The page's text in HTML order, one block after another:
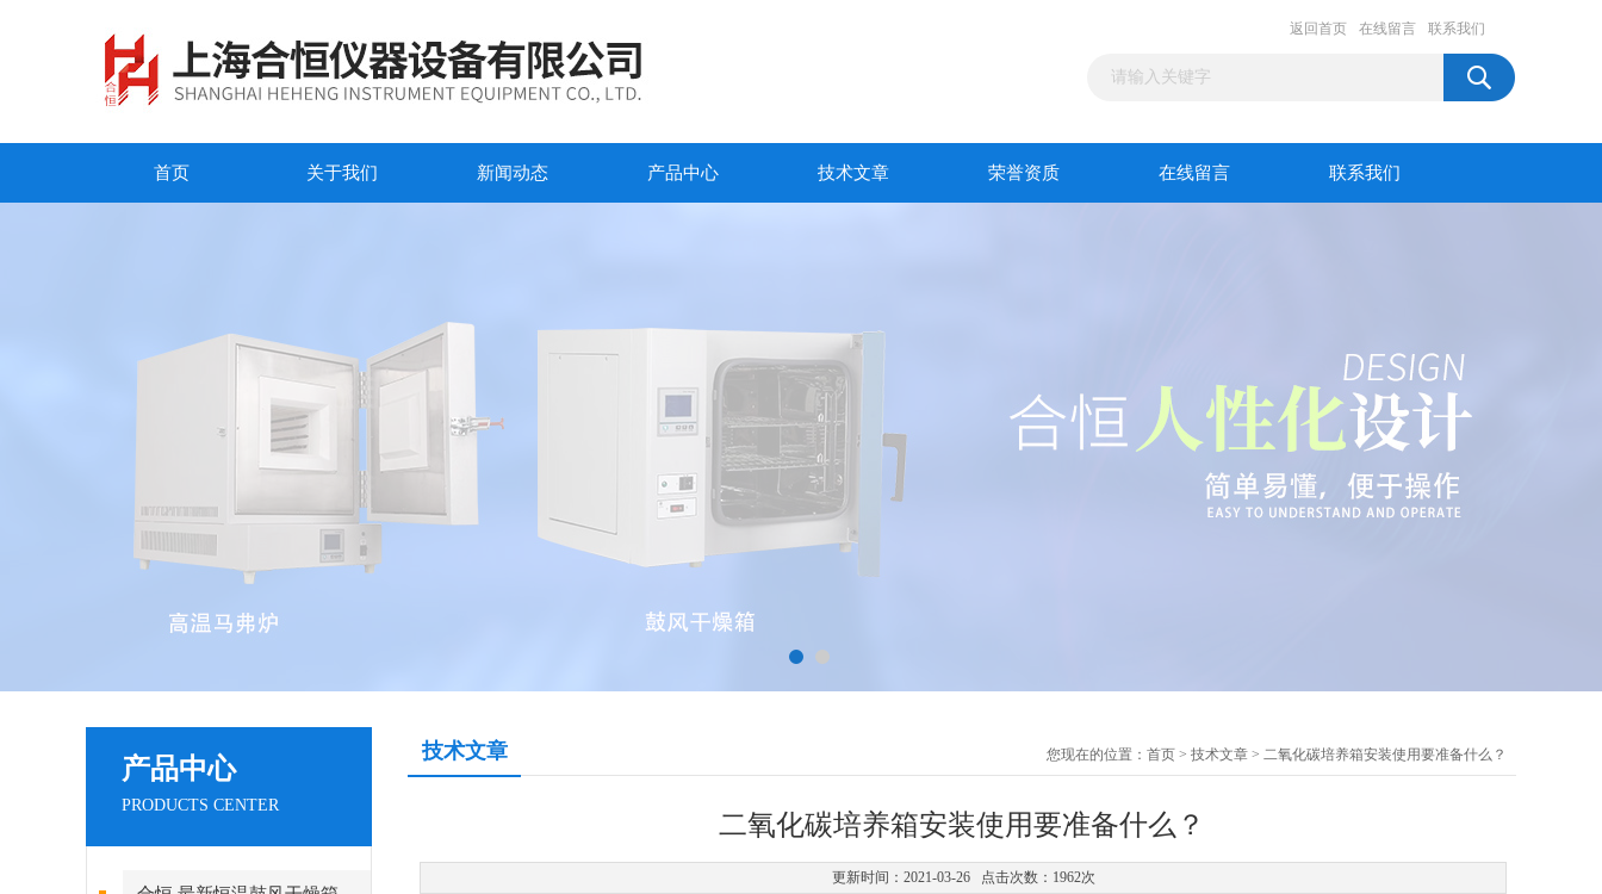
返回首页 在线留言 联系我们
首页 关于我们 新闻动态 产品中心 技术文章 荣誉资质 在线留言 联系我们
产品中心
PRODUCTS CENTER
技术文章 您现在的位置： 首页 > 技术文章 > 二氧化碳培养箱安装使用要准备什么？
二氧化碳培养箱安装使用要准备什么？
更新时间：2021-03-26 点击次数：1962次